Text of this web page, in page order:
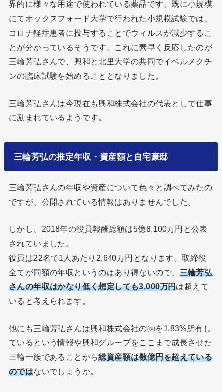
界的に様々な用途で使われている薬品です。既に小規模
にてオックスフォード大学で行われた小規模試験では、
コロナ軽症患者に投与することでウィルスが減少するこ
とが分かっているそうです。これに素早く反応したのが
三輪芳弘さんで、興和と北里大学の共同でイベルメクチ
ンの臨床試験を始めることとなりました。
三輪芳弘さんは今現在も興和株式会社の代表として仕事
に励まれているようです。
三輪芳弘の推定年収・資産額と自宅豪邸
三輪芳弘さんの年収や資産について色々と調べてみたの
ですが、公開されている情報はありませんでした。
しかし、2018年の役員報酬総額は5億8,100万円と公表
されていました。
役員は22名で1人あたり2,640万円となります。取締役
全てが同額の年収というのはあり得ないので、 三輪芳弘
さんの年収はかなり低く想定しても3,000万円は超えて
いると考えられます。
他にも三輪芳弘さんは興和株式会社の㈱を1,83%所有し
ているという情報や興和グループをここまで成長させた
三輪一族であることから総資産額は数億円を超えている
のではないでしょうか。